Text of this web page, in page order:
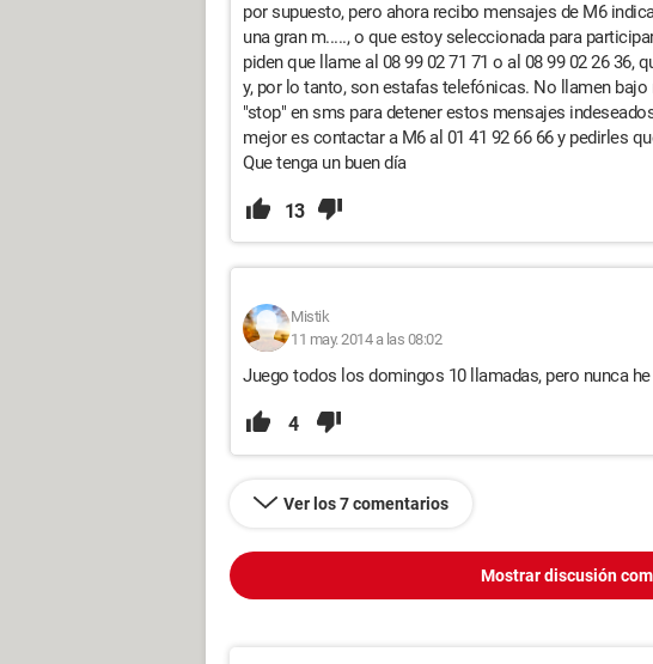
por supuesto, pero ahora recibo mensajes de M6
una gran m....., o que estoy seleccionada para
piden que llame al 08 99 02 71 71 o al 08 99 02 26 36,
y, por lo tanto, son estafas telefónicas. No llamen
"stop" en sms para detener estos mensajes
mejor es contactar a M6 al 01 41 92 66 66 y pedirles
Que tenga un buen día
13
Mistik
11 may. 2014 a las 08:02
Juego todos los domingos 10 llamadas, pero nunca
4
Ver los 7 comentarios
Mostrar discusión